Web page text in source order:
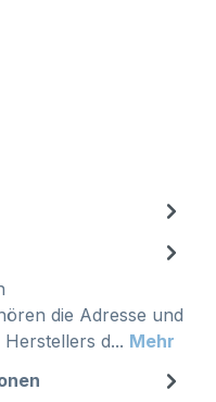
die Adresse und
d... Mehr